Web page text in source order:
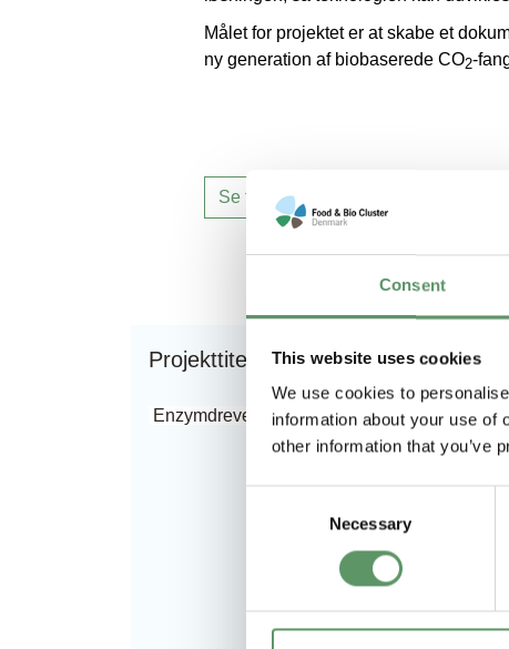
Consent
This website uses cookies
We use cookies to
information about your use of
other information that you’ve
Necessary
Målet for projektet er at skabe et
ny generation af biobaserede CO2-
Se flere innovationssamarbejder
Projekttitel
Enzymdrevet CO2-fangst
er